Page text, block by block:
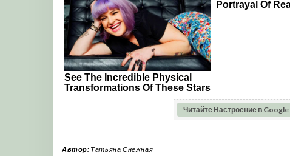
Читайте Настроение в
Автор: Татьяна Снежная